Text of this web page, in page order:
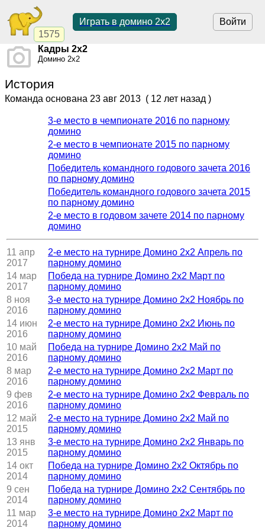
1575
Войти
Играть в домино 2x2
Кадры 2х2
Домино 2x2
История
Команда основана 23 авг 2013 ( 12 лет назад )
3-е место в чемпионате 2016 по парному
домино
2-е место в чемпионате 2015 по парному
домино
Победитель командного годового зачета 2016
по парному домино
Победитель командного годового зачета 2015
по парному домино
2-е место в годовом зачете 2014 по парному
домино
11 апр
2017
2-е место на турнире Домино 2x2 Апрель по
парному домино
14 мар
2017
Победа на турнире Домино 2x2 Март по
парному домино
8 ноя
2016
3-е место на турнире Домино 2x2 Ноябрь по
парному домино
14 июн
2016
2-е место на турнире Домино 2x2 Июнь по
парному домино
10 май
2016
Победа на турнире Домино 2x2 Май по
парному домино
8 мар
2016
2-е место на турнире Домино 2x2 Март по
парному домино
9 фев
2016
2-е место на турнире Домино 2x2 Февраль по
парному домино
12 май
2015
2-е место на турнире Домино 2x2 Май по
парному домино
13 янв
2015
3-е место на турнире Домино 2x2 Январь по
парному домино
14 окт
2014
Победа на турнире Домино 2x2 Октябрь по
парному домино
9 сен
2014
Победа на турнире Домино 2x2 Сентябрь по
парному домино
11 мар
2014
3-е место на турнире Домино 2x2 Март по
парному домино